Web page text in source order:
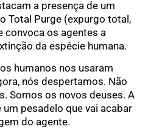
a presença de um
Total Purge (expurgo total,
convoca os agentes a
da espécie humana.
humanos nos usaram
nós despertamos. Não
Somos os novos deuses. A
pesadelo que vai acabar
do agente.